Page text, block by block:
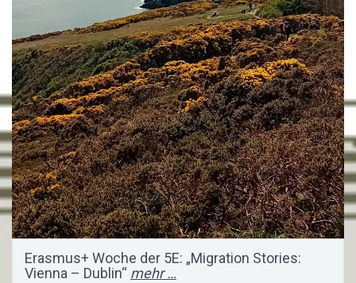
Erasmus+ Woche der 5E: „Migration Stories:
Vienna – Dublin“ mehr …